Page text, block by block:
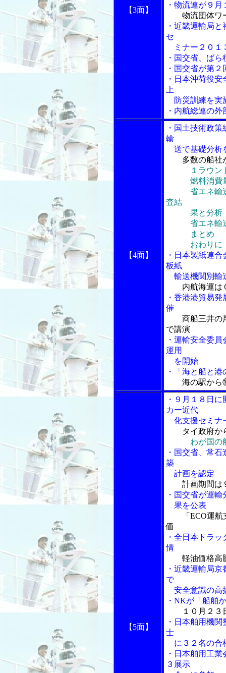
【3面】
・物流連が９
物流団体ワ
・近畿運輸局
セ
ミナー２０１
・国交省、ば
・国交省が第
・日本沖荷役
上
防災訓練を実
・内航総連の
【4面】
・国土技術政
輸
送で基礎分析
多数の船社
１ラウン
燃料消費量
省エネ輸送
査結
果と分析
省エネ輸送
まとめ
おわりに
・日本製紙連
板紙
輸送機関別輸
内航海運は
・香港港貿易
催
商船三井の
で講演
・運輸安全委
運用
を開始
・「海と船と
海の駅か
【5面】
・９月１８日
カー近代
化支援セミナ
タイ政府か
わが国の
・国交省、常
築
計画を認定
計画期間は
・国交省が運
果を公表
「ECO運
価
・全日本トラ
情
軽油価格高
・近畿運輸局
で
安全意識の高
・NKが「船舶
１０月２
・日本舶用機
士
に３２名の合
・日本舶用工
３展示